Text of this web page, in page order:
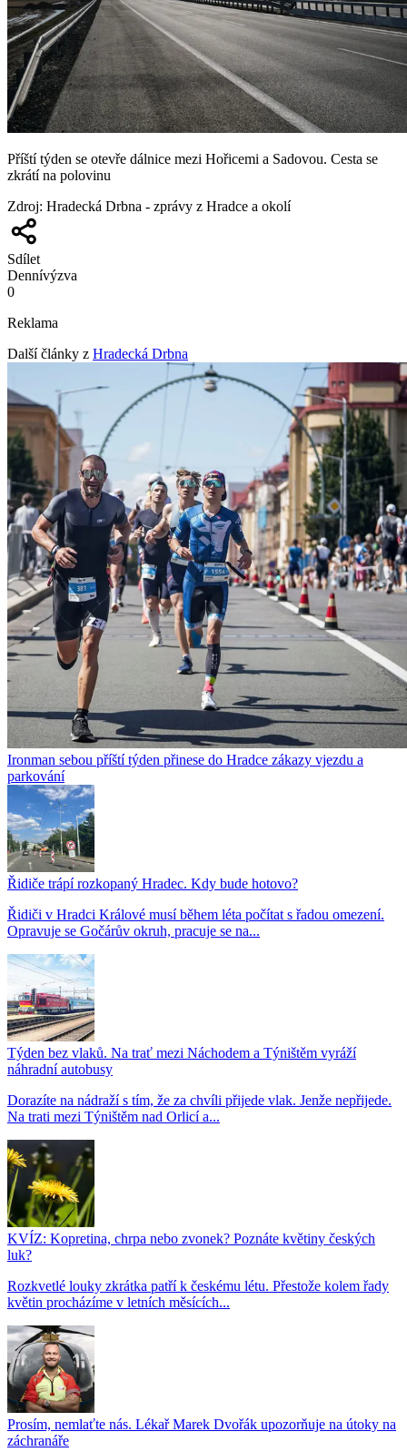
Příští týden se otevře dálnice mezi Hořicemi a Sadovou. Cesta se
zkrátí na polovinu
Zdroj: Hradecká Drbna - zprávy z Hradce a okolí
Sdílet
Dennívýzva
0
Reklama
Další články z Hradecká Drbna
Ironman sebou příští týden přinese do Hradce zákazy vjezdu a
parkování
Řidiče trápí rozkopaný Hradec. Kdy bude hotovo?
Řidiči v Hradci Králové musí během léta počítat s řadou omezení.
Opravuje se Gočárův okruh, pracuje se na...
Týden bez vlaků. Na trať mezi Náchodem a Týništěm vyráží
náhradní autobusy
Dorazíte na nádraží s tím, že za chvíli přijede vlak. Jenže nepřijede.
Na trati mezi Týništěm nad Orlicí a...
KVÍZ: Kopretina, chrpa nebo zvonek? Poznáte květiny českých
luk?
Rozkvetlé louky zkrátka patří k českému létu. Přestože kolem řady
květin procházíme v letních měsících...
Prosím, nemlaťte nás. Lékař Marek Dvořák upozorňuje na útoky na
záchranáře